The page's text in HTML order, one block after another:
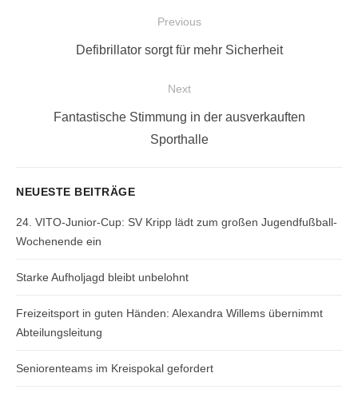
Beitragsnavigation
Previous
Previous
Defibrillator sorgt für mehr Sicherheit
Next
Fantastische Stimmung in der ausverkauften
Sporthalle
NEUESTE BEITRÄGE
24. VITO-Junior-Cup: SV Kripp lädt zum großen Jugendfußball-
Wochenende ein
Starke Aufholjagd bleibt unbelohnt
Freizeitsport in guten Händen: Alexandra Willems übernimmt
Abteilungsleitung
Seniorenteams im Kreispokal gefordert